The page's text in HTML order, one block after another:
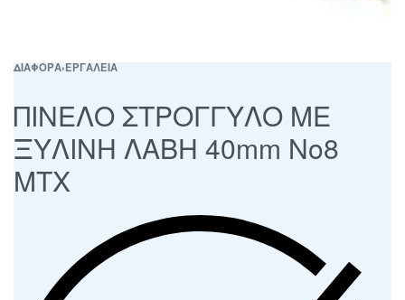
ΔΙΑΦΟΡΑ›ΕΡΓΑΛΕΙΑ
ΠΙΝΕΛΟ ΣΤΡΟΓΓΥΛΟ ΜΕ
ΞΥΛΙΝΗ ΛΑΒΗ 40mm Νο8
ΜΤΧ